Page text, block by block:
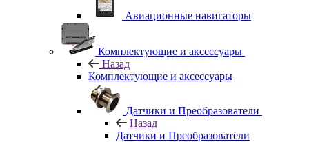
Авиационные навигаторы
Комплектующие и аксессуары
Назад
Комплектующие и аксессуары
Датчики и Преобразователи
Назад
Датчики и Преобразователи